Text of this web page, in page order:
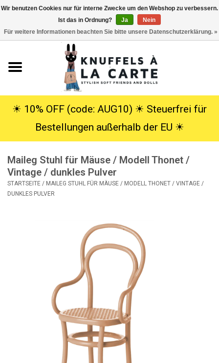
Kuscheltiere
SALE
Geschenke
☀︎ 10% OFF (code: AUG10) ☀︎ Steuerfrei für
Bestellungen außerhalb der EU ☀︎
Maileg Stuhl für Mäuse / Modell Thonet /
Vintage / dunkles Pulver
STARTSEITE / MAILEG STUHL FÜR MÄUSE / MODELL THONET / VINTAGE /
DUNKLES PULVER
Wir benutzen Cookies nur für interne Zwecke um den Webshop zu verbessern.
Ist das in Ordnung?
Ja
Nein
Für weitere Informationen beachten Sie bitte unsere Datenschutzerklärung. »